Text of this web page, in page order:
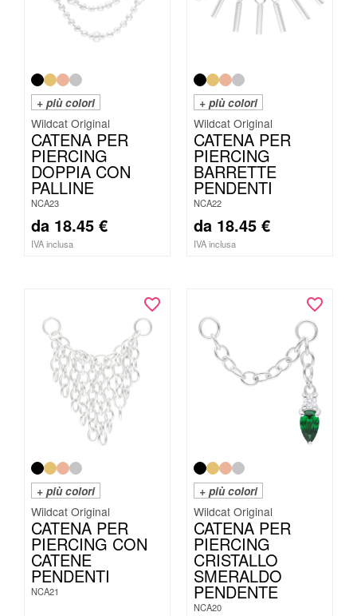
+ più colori
Wildcat Original
CATENA PER
PIERCING
DOPPIA CON
PALLINE
NCA23
da 18.45 €
IVA inclusa
+ più colori
Wildcat Original
CATENA PER
PIERCING
BARRETTE
PENDENTI
NCA22
da 18.45 €
IVA inclusa
+ più colori
Wildcat Original
CATENA PER
PIERCING CON
CATENE
PENDENTI
NCA21
+ più colori
Wildcat Original
CATENA PER
PIERCING
CRISTALLO
SMERALDO
PENDENTE
NCA20